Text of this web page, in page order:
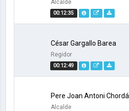
00:12:35
Alcalde
00:12:49
César Gargallo Barea
Regidor
Pere Joan Antoni Chordá
Alcalde